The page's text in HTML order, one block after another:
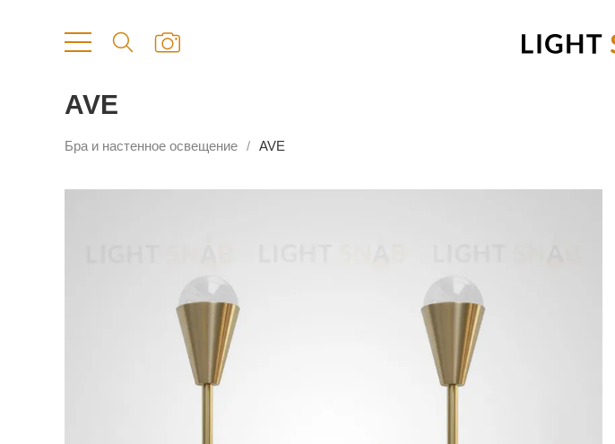
AVE
Бра и настенное освещение AVE